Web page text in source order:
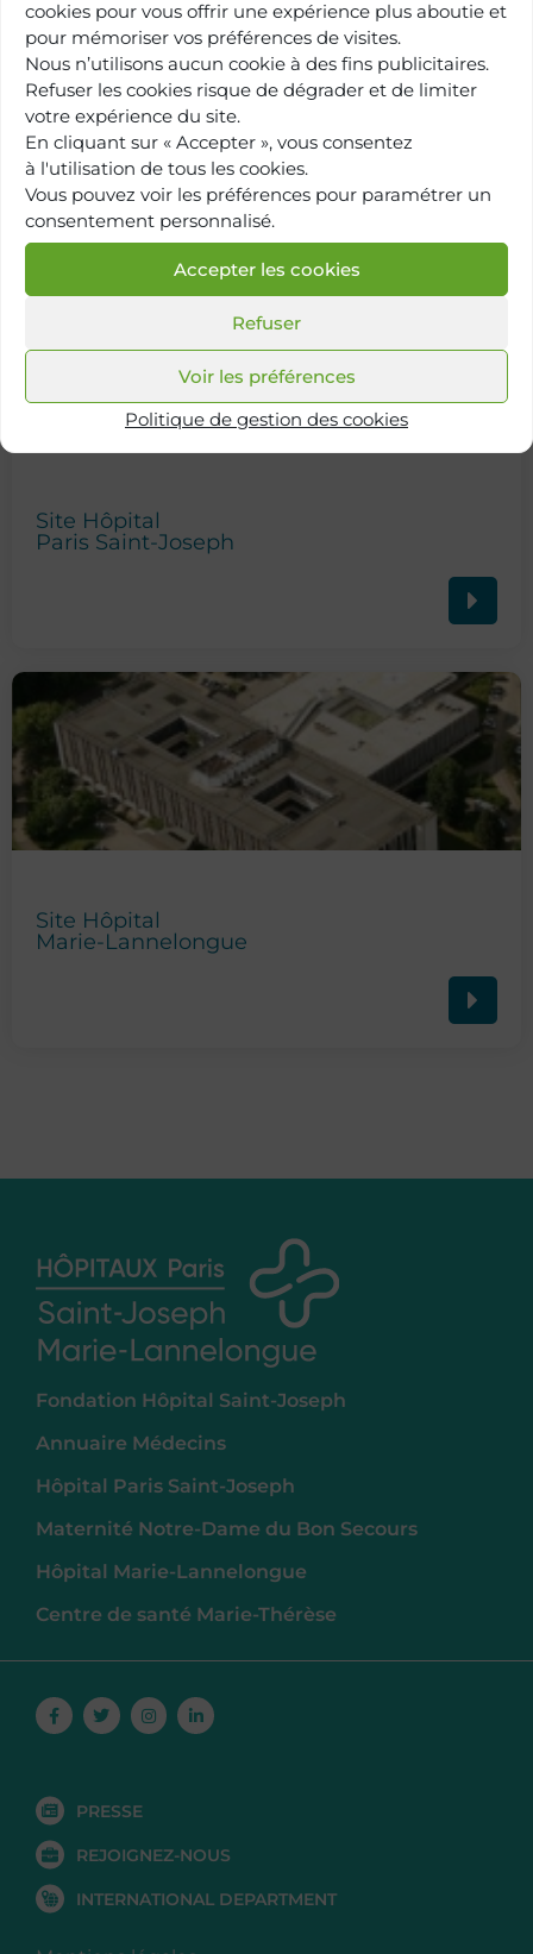
cookies pour vous offrir une expérience plus aboutie et
pour mémoriser vos préférences de visites.
Nous n’utilisons aucun cookie à des fins publicitaires.
Refuser les cookies risque de dégrader et de limiter
votre expérience du site.
En cliquant sur « Accepter », vous consentez
à l'utilisation de tous les cookies.
Vous pouvez voir les préférences pour paramétrer un
consentement personnalisé.
Accepter les cookies
Refuser
Voir les préférences
Politique de gestion des cookies
Retour à
l'annuaire
Site Hôpital
Paris Saint-Joseph
Site Hôpital
Marie-Lannelongue
Fondation Hôpital Saint-Joseph
Annuaire Médecins
Hôpital Paris Saint-Joseph
Maternité Notre-Dame du Bon Secours
Hôpital Marie-Lannelongue
Centre de santé Marie-Thérèse
Facebook-
f
TwitterInstagramLinkedin-
in
PRESSE
REJOIGNEZ-NOUS
INTERNATIONAL DEPARTMENT